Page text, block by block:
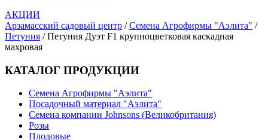
АКЦИИ
Арзамасский садовый центр /Семена Агрофирмы "Аэлита" /
Петуния /Петуния Дуэт F1 крупноцветковая каскадная
махровая
КАТАЛОГ ПРОДУКЦИИ
Семена Агрофирмы "Аэлита"
Посадочный материал "Аэлита"
Семена компании Johnsons (Великобритания)
Розы
Плодовые